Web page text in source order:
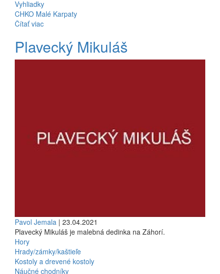
Vyhliadky
CHKO Malé Karpaty
Čítať viac
Plavecký Mikuláš
Pavol Jemala | 23.04.2021
Plavecký Mikuláš je malebná dedinka na Záhorí.
Hory
Hrady/zámky/kaštieľe
Kostoly a drevené kostoly
Náučné chodníky